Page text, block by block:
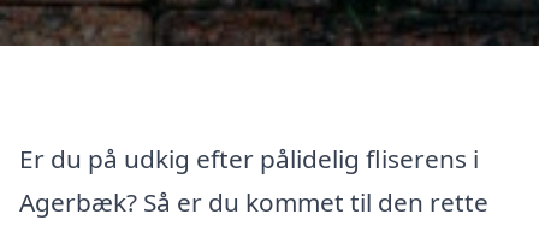
Er du på udkig efter pålidelig fliserens i
Agerbæk? Så er du kommet til den rette